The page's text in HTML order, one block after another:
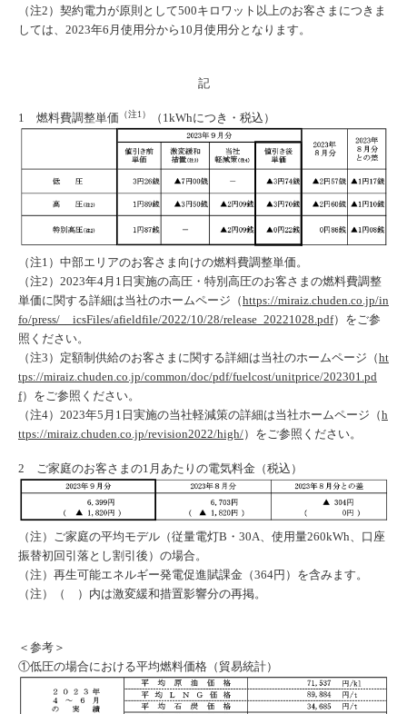
（注2）契約電力が原則として500キロワット以上のお客さまにつきま
しては、2023年6月使用分から10月使用分となります。
記
1 燃料費調整単価 （注1） （1kWhにつき・税込）
（注1）中部エリアのお客さま向けの燃料費調整単価。
（注2）2023年4月1日実施の高圧・特別高圧のお客さまの燃料費調整
単価に関する詳細は当社のホームページ（https://miraiz.chuden.co.jp/in
fo/press/__icsFiles/afieldfile/2022/10/28/release_20221028.pdf）をご参
照ください。
（注3）定額制供給のお客さまに関する詳細は当社のホームページ（ht
tps://miraiz.chuden.co.jp/common/doc/pdf/fuelcost/unitprice/202301.pd
f）をご参照ください。
（注4）2023年5月1日実施の当社軽減策の詳細は当社ホームページ（h
ttps://miraiz.chuden.co.jp/revision2022/high/）をご参照ください。
2 ご家庭のお客さまの1月あたりの電気料金（税込）
（注）ご家庭の平均モデル（従量電灯B・30A、使用量260kWh、口座
振替初回引落とし割引後）の場合。
（注）再生可能エネルギー発電促進賦課金（364円）を含みます。
（注）（ ）内は激変緩和措置影響分の再掲。
＜参考＞
①低圧の場合における平均燃料価格（貿易統計）